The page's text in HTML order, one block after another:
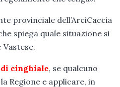
provinciale dell’ArciCaccia
spiega quale situazione si
Vastese.
cinghiale, se qualcuno
Regione e applicare, in